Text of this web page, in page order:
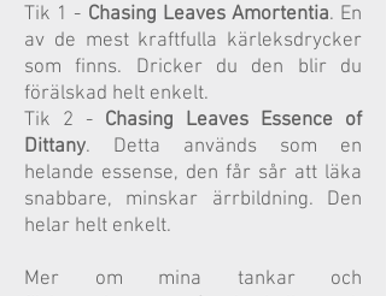
Tik 1 - Chasing Leaves Amortentia. En
av de mest kraftfulla kärleksdrycker
som finns. Dricker du den blir du
förälskad helt enkelt.
Tik 2 - Chasing Leaves Essence of
Dittany. Detta används som en
helande essense, den får sår att läka
snabbare, minskar ärrbildning. Den
helar helt enkelt.
Mer om mina tankar och